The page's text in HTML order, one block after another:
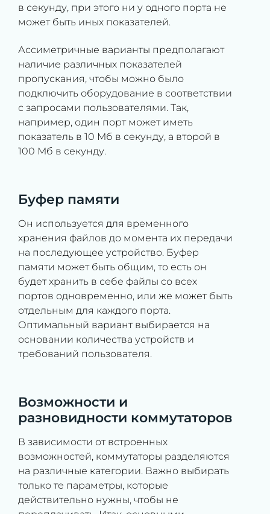
в секунду, при этого ни у одного порта не
может быть иных показателей.
Ассиметричные варианты предполагают
наличие различных показателей
пропускания, чтобы можно было
подключить оборудование в соответствии
с запросами пользователями. Так,
например, один порт может иметь
показатель в 10 Мб в секунду, а второй в
100 Мб в секунду.
Буфер памяти
Он используется для временного
хранения файлов до момента их передачи
на последующее устройство. Буфер
памяти может быть общим, то есть он
будет хранить в себе файлы со всех
портов одновременно, или же может быть
отдельным для каждого порта.
Оптимальный вариант выбирается на
основании количества устройств и
требований пользователя.
Возможности и
разновидности коммутаторов
В зависимости от встроенных
возможностей, коммутаторы разделяются
на различные категории. Важно выбирать
только те параметры, которые
действительно нужны, чтобы не